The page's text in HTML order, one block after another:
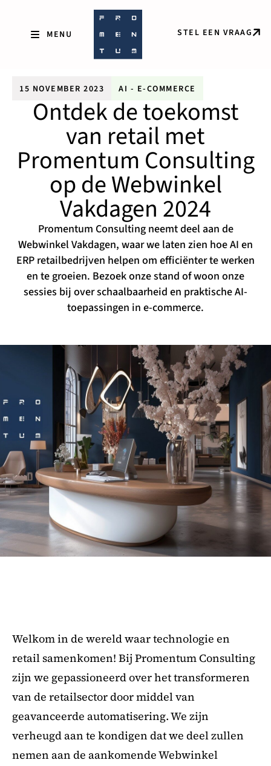
STEL EEN VRAAG
15 NOVEMBER 2023 AI - E-COMMERCE
Ontdek de toekomst
van retail met
Promentum Consulting
op de Webwinkel
Vakdagen 2024
Promentum Consulting neemt deel aan de
Webwinkel Vakdagen, waar we laten zien hoe AI en
ERP retailbedrijven helpen om efficiënter te werken
en te groeien. Bezoek onze stand of woon onze
sessies bij over schaalbaarheid en praktische AI-
toepassingen in e-commerce.
Welkom in de wereld waar technologie en
retail samenkomen! Bij Promentum Consulting
zijn we gepassioneerd over het transformeren
van de retailsector door middel van
geavanceerde automatisering. We zijn
verheugd aan te kondigen dat we deel zullen
nemen aan de aankomende Webwinkel